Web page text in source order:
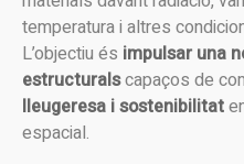
temperatura i altres
L’objectiu és impulsar una
estructuralscapaços de
lleugeresa i sostenibilitat
espacial.